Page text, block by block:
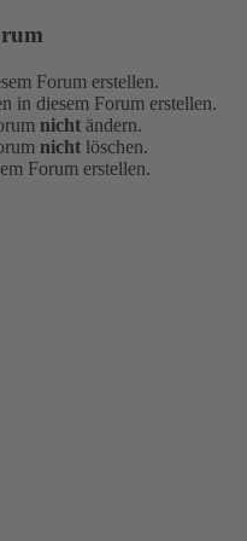
Forum erstellen.
in diesem Forum erstellen.
nicht ändern.
nicht löschen.
Forum erstellen.